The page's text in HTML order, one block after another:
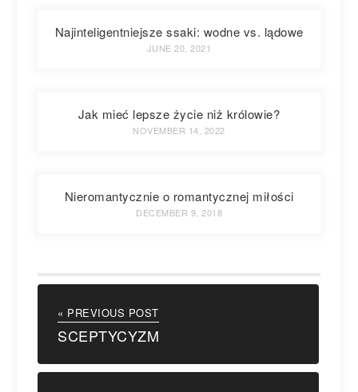
Najinteligentniejsze ssaki: wodne vs. lądowe
JUNE 20, 2021
Jak mieć lepsze życie niż królowie?
NOVEMBER 14, 2022
Nieromantycznie o romantycznej miłości
DECEMBER 9, 2018
« PREVIOUS POST
SCEPTYCYZM